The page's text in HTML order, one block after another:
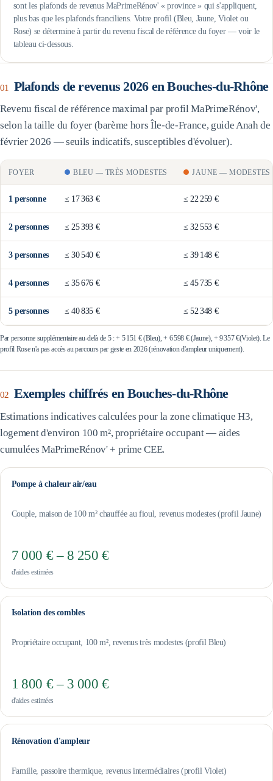
sont les plafonds de revenus MaPrimeRénov' « province » qui s'appliquent,
plus bas que les plafonds franciliens. Votre profil (Bleu, Jaune, Violet ou
Rose) se détermine à partir du revenu fiscal de référence du foyer — voir le
tableau ci-dessous.
01 Plafonds de revenus 2026 en Bouches-du-Rhône
Revenu fiscal de référence maximal par profil MaPrimeRénov',
selon la taille du foyer (barème hors Île-de-France, guide Anah de
février 2026 — seuils indicatifs, susceptibles d'évoluer).
FOYER BLEU — TRÈS MODESTES JAUNE —MODESTES
1 personne ≤ 17 363 € ≤ 22 259 €
2personnes ≤ 25 393 € ≤32 553 €
3personnes ≤30 540 € ≤39 148 €
4personnes ≤35 676 € ≤45 735 €
5personnes ≤40 835 € ≤52 348 €
Par personne supplémentaire au-delà de 5 : + 5 151 €(Bleu), + 6 598 €(Jaune), + 9 357 €(Violet). Le
profil Rose n'a pas accès au parcours par geste en 2026 (rénovation d'ampleur uniquement).
02 Exemples chiffrés en Bouches-du-Rhône
Estimations indicatives calculées pour la zone climatique H3,
logement d'environ 100 m², propriétaire occupant — aides
cumulées MaPrimeRénov' + prime CEE.
Pompe à chaleur air/eau
Couple, maison de 100 m² chauffée au fioul, revenus modestes (profil Jaune)
7 000 € – 8 250 €
d'aides estimées
Isolation des combles
Propriétaire occupant, 100 m², revenus très modestes (profil Bleu)
1 800 € – 3 000 €
d'aides estimées
Rénovation d'ampleur
Famille, passoire thermique, revenus intermédiaires (profil Violet)